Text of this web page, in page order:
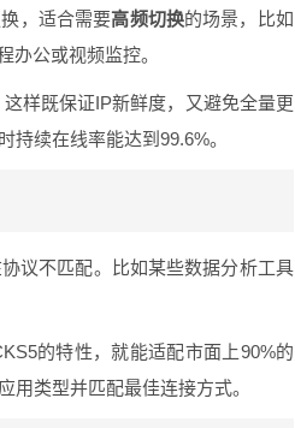
，适合需要高频切换的场景，比如
办公或视频监控。
样既保证IP新鲜度，又避免全量更
持续在线率能达到99.6%。
议不匹配。比如某些数据分析工具
的特性，就能适配市面上90%的
用类型并匹配最佳连接方式。